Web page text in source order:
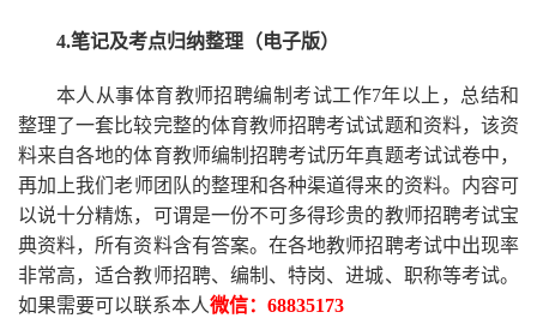
4.笔记及考点归纳整理（电子版）
本人从事体育教师招聘编制考试工作7年以上，总结和
整理了一套比较完整的体育教师招聘考试试题和资料，该资
料来自各地的体育教师编制招聘考试历年真题考试试卷中，
再加上我们老师 团队的整理和各种渠道得来的资料。内容可
以说十分精炼，可谓是一份不可多得珍贵的教师招聘考试宝
典资料，所有资料含有答案。在各地教师招聘考试中出现率
非常高，适合教师招聘、编制、特岗、进城、职称等考试。
如果需要可以联系本人微信： 68835173